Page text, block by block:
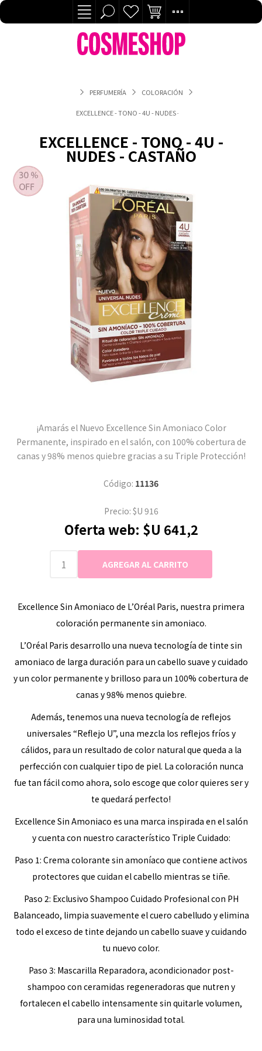
PERFUMERÍA COLORACIÓN
EXCELLENCE - TONO - 4U - NUDES - CASTAÑO
EXCELLENCE - TONO - 4U -
NUDES - CASTAÑO
¡Amarás el Nuevo Excellence Sin Amoniaco Color
Permanente, inspirado en el salón, con 100% cobertura de
canas y 98% menos quiebre gracias a su Triple Protección!
Código: 11136
Precio: $U 916
Oferta web: $U 641,2
Excellence Sin Amoniaco de L’Oréal Paris, nuestra primera
coloración permanente sin amoniaco.
L’Oréal Paris desarrollo una nueva tecnología de tinte sin
amoniaco de larga duración para un cabello suave y cuidado
y un color permanente y brilloso para un 100% cobertura de
canas y 98% menos quiebre.
Además, tenemos una nueva tecnología de reflejos
universales “Reflejo U”, una mezcla los reflejos fríos y
cálidos, para un resultado de color natural que queda a la
perfección con cualquier tipo de piel. La coloración nunca
fue tan fácil como ahora, solo escoge que color quieres ser y
te quedará perfecto!
Excellence Sin Amoniaco es una marca inspirada en el salón
y cuenta con nuestro característico Triple Cuidado:
Paso 1: Crema colorante sin amoníaco que contiene activos
protectores que cuidan el cabello mientras se tiñe.
Paso 2: Exclusivo Shampoo Cuidado Profesional con PH
Balanceado, limpia suavemente el cuero cabelludo y elimina
todo el exceso de tinte dejando un cabello suave y cuidando
tu nuevo color.
Paso 3: Mascarilla Reparadora, acondicionador post-
shampoo con ceramidas regeneradoras que nutren y
fortalecen el cabello intensamente sin quitarle volumen,
para una luminosidad total.